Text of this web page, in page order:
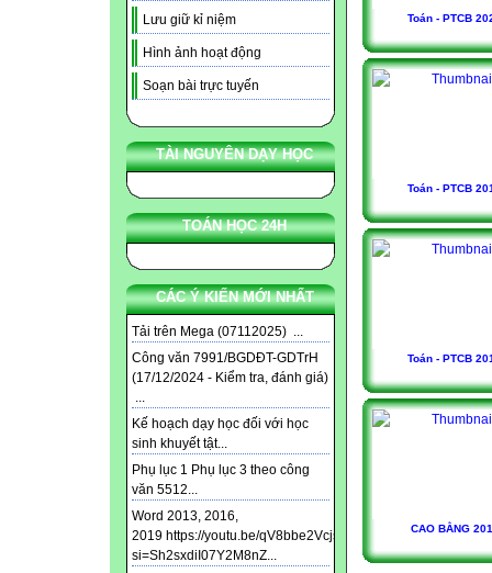
Lưu giữ kỉ niệm
Hình ảnh hoạt động
Soạn bài trực tuyến
TÀI NGUYÊN DẠY HỌC
TOÁN HỌC 24H
CÁC Ý KIẾN MỚI NHẤT
Tải trên Mega (07112025) ...
Công văn 7991/BGDĐT-GDTrH
(17/12/2024 - Kiểm tra, đánh giá)
...
Kế hoạch dạy học đối với học
sinh khuyết tật...
Phụ lục 1 Phụ lục 3 theo công
văn 5512...
Word 2013, 2016,
2019 https://youtu.be/qV8bbe2Vcjs?
si=Sh2sxdiI07Y2M8nZ...
Toán - PTCB
Toán - PTCB
Toán - PTCB
CAO BẰNG